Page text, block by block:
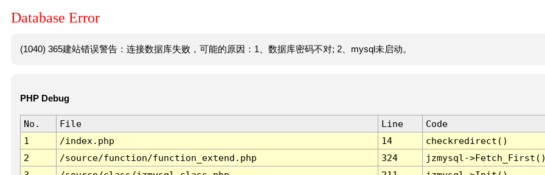
Database Error
(1040) 365建站错误警告：连接数据库失败，可能的原因：1、数据库密码不对; 2、mysql未启动。
PHP Debug
No. File Line
Code
1
/index.php 14
checkredirect()
2
/source/function/function_extend.php 324
jzmysql-